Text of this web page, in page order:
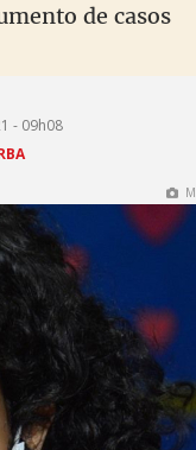
de casos
- 09h08